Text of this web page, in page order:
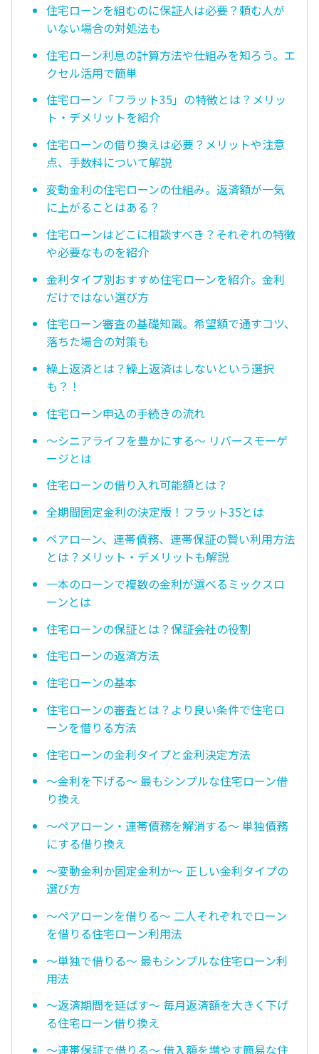
住宅ローンを組むのに保証人は必要？頼む人が
いない場合の対処法も
住宅ローン利息の計算方法や仕組みを知ろう。エ
クセル活用で簡単
住宅ローン「フラット35」の特徴とは？メリッ
ト・デメリットを紹介
住宅ローンの借り換えは必要？メリットや注意
点、手数料について解説
変動金利の住宅ローンの仕組み。返済額が一気
に上がることはある？
住宅ローンはどこに相談すべき？それぞれの特徴
や必要なものを紹介
金利タイプ別おすすめ住宅ローンを紹介。金利
だけではない選び方
住宅ローン審査の基礎知識。希望額で通すコツ、
落ちた場合の対策も
繰上返済とは？繰上返済はしないという選択
も？！
住宅ローン申込の手続きの流れ
〜シニアライフを豊かにする〜 リバースモーゲ
ージとは
住宅ローンの借り入れ可能額とは？
全期間固定金利の決定版！フラット35とは
ペアローン、連帯債務、連帯保証の賢い利用方法
とは？メリット・デメリットも解説
一本のローンで複数の金利が選べるミックスロ
ーンとは
住宅ローンの保証とは？保証会社の役割
住宅ローンの返済方法
住宅ローンの基本
住宅ローンの審査とは？より良い条件で住宅ロ
ーンを借りる方法
住宅ローンの金利タイプと金利決定方法
〜金利を下げる〜 最もシンプルな住宅ローン借
り換え
〜ペアローン・連帯債務を解消する〜 単独債務
にする借り換え
〜変動金利か固定金利か〜 正しい金利タイプの
選び方
〜ペアローンを借りる〜 二人それぞれでローン
を借りる住宅ローン利用法
〜単独で借りる〜 最もシンプルな住宅ローン利
用法
〜返済期間を延ばす〜 毎月返済額を大きく下げ
る住宅ローン借り換え
〜連帯保証で借りる〜 借入額を増やす簡易な住